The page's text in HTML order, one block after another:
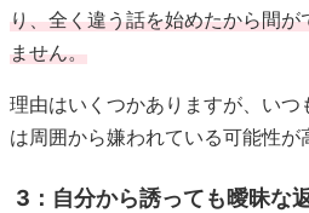
り、全く違う話を始めたから間
ません。
理由はいくつかありますが、いつ
は周囲から嫌われている可能性が
3：自分から誘っても曖昧な